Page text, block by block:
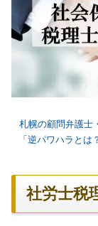
札幌の顧問弁護士
「逆パワハラとは
社労士税